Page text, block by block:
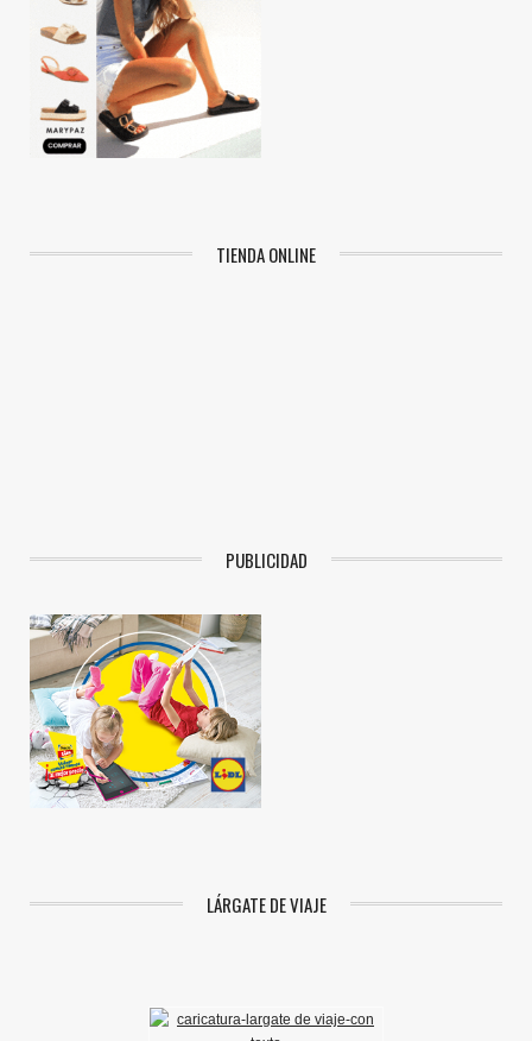
TIENDA ONLINE
PUBLICIDAD
LÁRGATE DE VIAJE